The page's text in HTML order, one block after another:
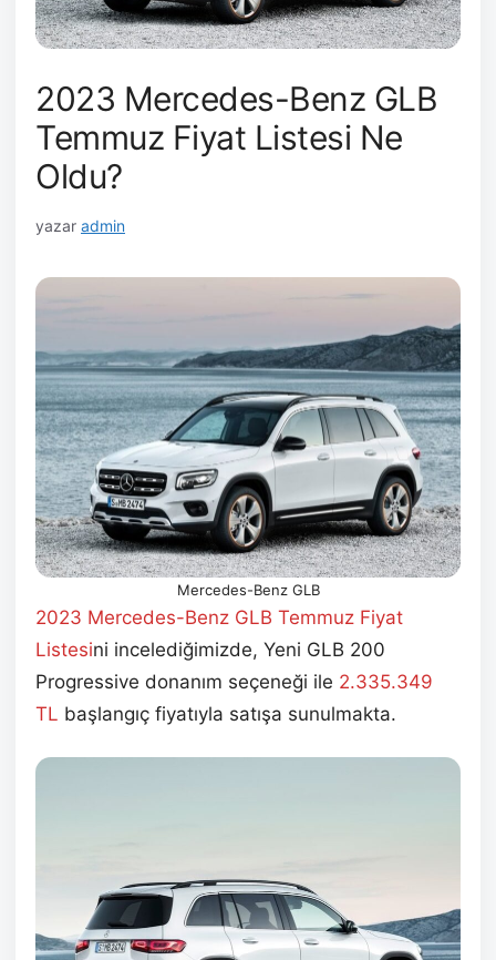
2023 Mercedes-Benz GLB
Temmuz Fiyat Listesi Ne
Oldu?
yazar admin
Mercedes-Benz GLB
2023 Mercedes-Benz GLB Temmuz Fiyat
Listesini incelediğimizde, Yeni GLB 200
Progressive donanım seçeneği ile 2.335.349
TL başlangıç fiyatıyla satışa sunulmakta.